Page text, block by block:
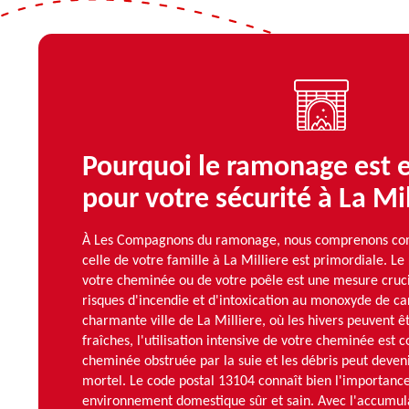
Pourquoi le ramonage est
pour votre sécurité à La
À Les Compagnons du ramonage, nous comprenons
celle de votre famille à La Milliere est primordiale. Le
votre cheminée ou de votre poêle est une mesure
risques d'incendie et d'intoxication au monoxyde de
charmante ville de La Milliere, où les hivers peuvent
fraîches, l'utilisation intensive de votre cheminée est
cheminée obstruée par la suie et les débris peut
mortel. Le code postal 13104 connaît bien
environnement domestique sûr et sain. Avec